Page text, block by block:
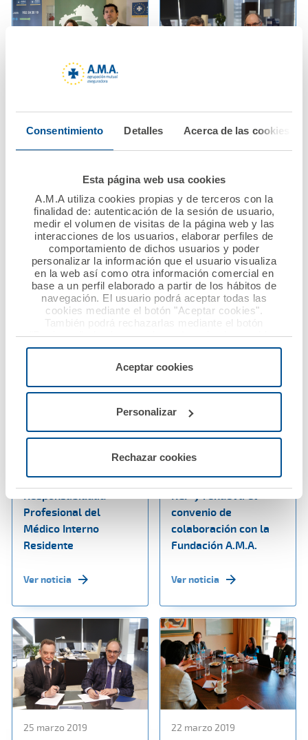
Consentimiento Detalles Acerca de las cookies
Esta página web usa cookies
A.M.A utiliza cookies propias y de terceros con la
finalidad de: autenticación de la sesión de usuario,
medir el volumen de visitas de la página web y las
interacciones de los usuarios, elaborar perfiles de
comportamiento de dichos usuarios y poder
personalizar la información que el usuario visualiza
en la web así como otra información comercial en
base a un perfil elaborado a partir de los hábitos de
navegación. El usuario podrá aceptar todas las
cookies mediante el botón "Aceptar cookies".
También podrá rechazarlas mediante el botón
"Rechazar", donde se rechazarán todas las cookies
menos las necesarias para permitir el acceso a los
configurarlas usando el botón “Personalizar".
Aceptar cookies
Personalizar
Rechazar cookies
A.M.A. imparte
civil al colegio
profesional de
higienistas dentales
de Galicia.
Ver noticia
Los Médicos de
para contratar la
póliza colectiva de
sus colegiados
Ver noticia
A.M.A participa en las
Badajoz sobre
Responsabilidad
Profesional del
Médico Interno
Residente
Ver noticia
26 marzo 2019
El Colegio de
Ourense firma con
A.M.A. la póliza de
RCP y renueva el
convenio de
colaboración con la
Fundación A.M.A.
Ver noticia
25 marzo 2019 22 marzo 2019